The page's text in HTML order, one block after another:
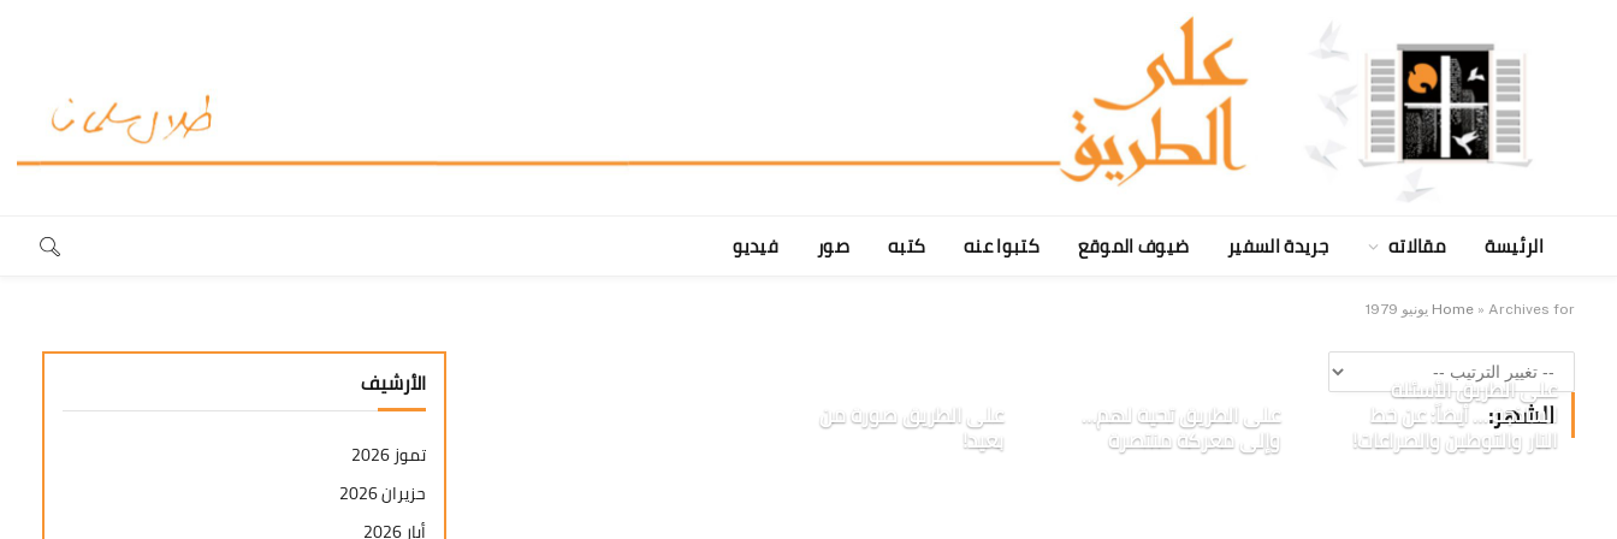
الرئيسة مقالاته جريدة السفير ضيوف الموقع كتبوا عنه كتبه صور فيديو
Home » Archives for يونيو 1979
الشهر:
على الطريق الأسئلة
الساذجة … أيضاً: عن خط
النار والتوطين والصراعات!
على الطريق تحية لهم…
وإلى معركة منتصرة
على الطريق صورة من
بعيد!
الأرشيف
تموز 2026
حزيران 2026
أيار 2026